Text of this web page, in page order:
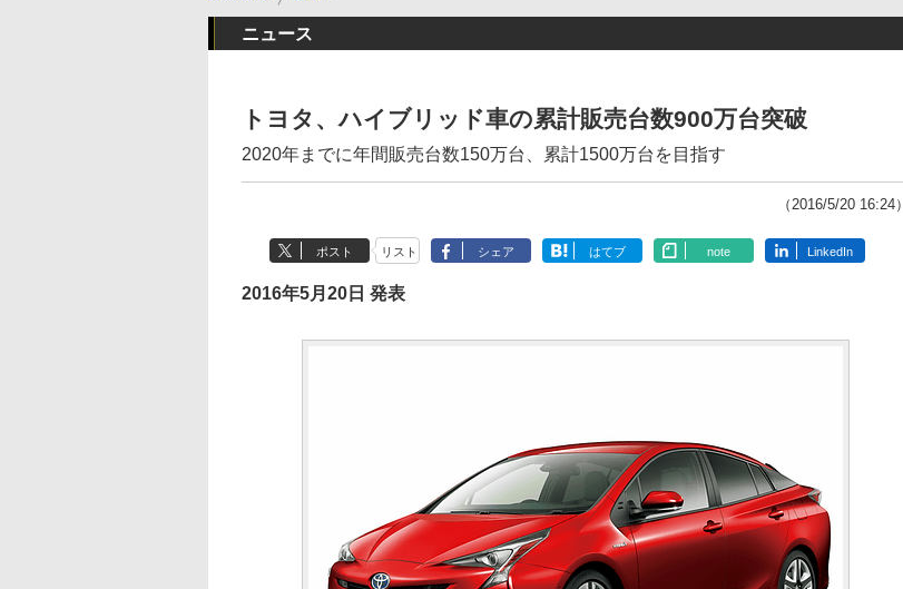
ニュース
トヨタ、ハイブリッド車の累計販売台数900万台突破
2020年までに年間販売台数150万台、累計1500万台を目指す
（2016/5/20 16:24）
ポスト リスト シェア はてブ note LinkedIn
2016年5月20日 発表